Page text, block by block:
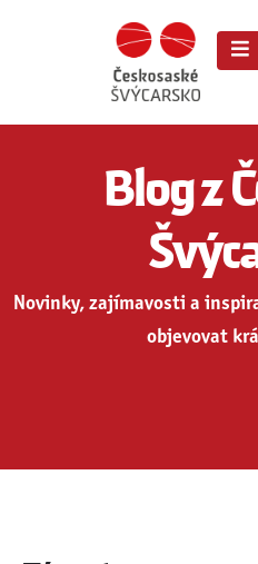
Blog z
Novinky, zajímavosti a
objevovat